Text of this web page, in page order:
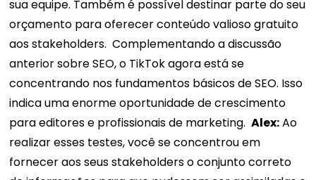
sua equipe. Também é possível destinar parte do seu
orçamento para oferecer conteúdo valioso gratuito
aos stakeholders. Complementando a discussão
anterior sobre SEO, o TikTok agora está se
concentrando nos fundamentos básicos de SEO. Isso
indica uma enorme oportunidade de crescimento
para editores e profissionais de marketing. Alex:Ao
realizar esses testes, você se concentrou em
fornecer aos seus stakeholders o conjunto correto